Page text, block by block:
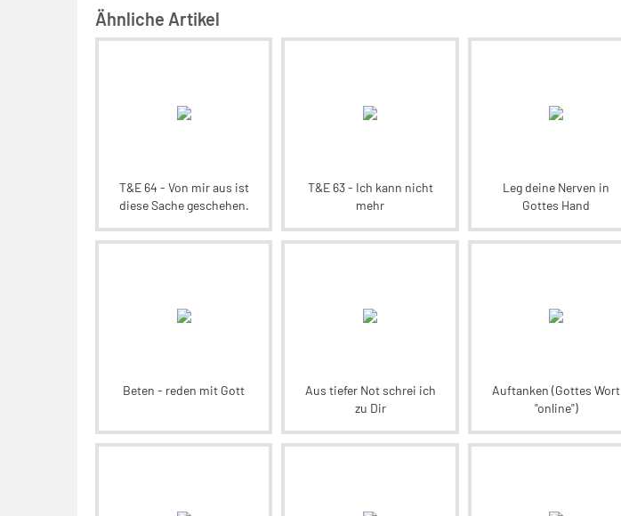
Ähnliche Artikel
T&E 64 - Von mir aus ist
diese Sache geschehen.
T&E 63 - Ich kann nicht
mehr
Leg deine Nerven in
Gottes Hand
Beten - reden mit Gott
Aus tiefer Not schrei ich
zu Dir
Auftanken (Gottes Wort
"online")